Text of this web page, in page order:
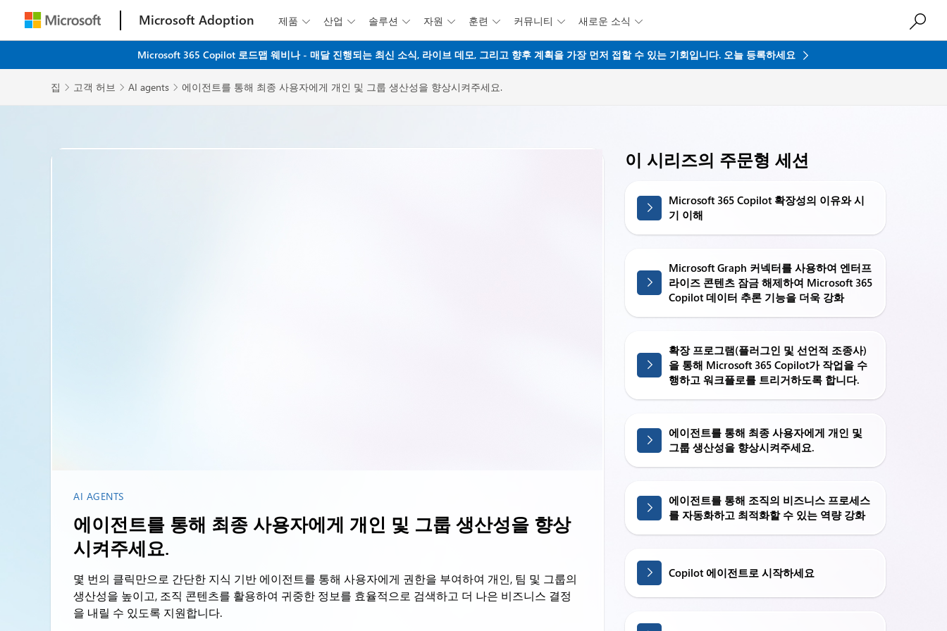
주요 콘텐츠로 건너뛰기
Microsoft Adoption 제품  산업  솔루션  자원  훈련  커뮤니티  새로운 소식 
Microsoft 365 Copilot 로드맵 웨비나 - 매달 진행되는 최신 소식, 라이브 데모, 그리고 향후 계획을 가장 먼저 접할 수 있는 기회입니다. 오늘 등록하세요
집  고객 허브  AI agents  에이전트를 통해 최종 사용자에게 개인 및 그룹 생산성을 향상시켜주세요.
AI AGENTS
에이전트를 통해 최종 사용자에게 개인 및 그룹 생산성을 향상
시켜주세요.
몇 번의 클릭만으로 간단한 지식 기반 에이전트를 통해 사용자에게 권한을 부여하여 개인, 팀 및 그룹의
생산성을 높이고, 조직 콘텐츠를 활용하여 귀중한 정보를 효율적으로 검색하고 더 나은 비즈니스 결정
을 내릴 수 있도록 지원합니다.
이 시리즈의 주문형 세션
Microsoft 365 Copilot 확장성의 이유와 시
기 이해
Microsoft Graph 커넥터를 사용하여 엔터프
라이즈 콘텐츠 잠금 해제하여 Microsoft 365
Copilot 데이터 추론 기능을 더욱 강화
확장 프로그램(플러그인 및 선언적 조종사)
을 통해 Microsoft 365 Copilot가 작업을 수
행하고 워크플로를 트리거하도록 합니다.
에이전트를 통해 최종 사용자에게 개인 및
그룹 생산성을 향상시켜주세요.
에이전트를 통해 조직의 비즈니스 프로세스
를 자동화하고 최적화할 수 있는 역량 강화
Copilot 에이전트로 시작하세요